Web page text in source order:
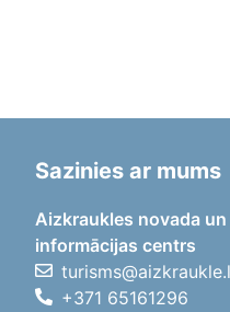
Sazinies ar mums
Aizkraukles novada
informācijas centrs
+371 65161296